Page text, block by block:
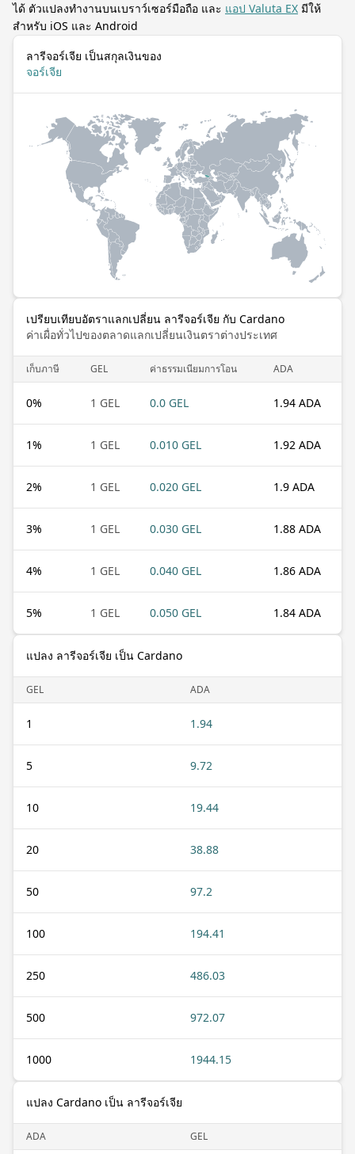
ได้ ตัวแปลงทำงานบนเบราว์เซอร์มือถือ และ แอป Valuta EX มีให้
สำหรับ iOS และ Android
ลารีจอร์เจีย เป็นสกุลเงินของ
จอร์เจีย
เปรียบเทียบอัตราแลกเปลี่ยน ลารีจอร์เจีย กับ Cardano
ค่าเผื่อทั่วไปของตลาดแลกเปลี่ยนเงินตราต่างประเทศ
เก็บภาษี GEL ค่าธรรมเนียมการโอน ADA
0% 1 GEL 0.0 GEL 1.94 ADA
1% 1 GEL 0.010 GEL 1.92 ADA
2% 1 GEL 0.020 GEL 1.9 ADA
3% 1 GEL 0.030 GEL 1.88 ADA
4% 1 GEL 0.040 GEL 1.86 ADA
5% 1 GEL 0.050 GEL 1.84 ADA
แปลง ลารีจอร์เจีย เป็น Cardano
GEL ADA
1 1.94
5 9.72
10 19.44
20 38.88
50 97.2
100 194.41
250 486.03
500 972.07
1000 1944.15
แปลง Cardano เป็น ลารีจอร์เจีย
ADA GEL